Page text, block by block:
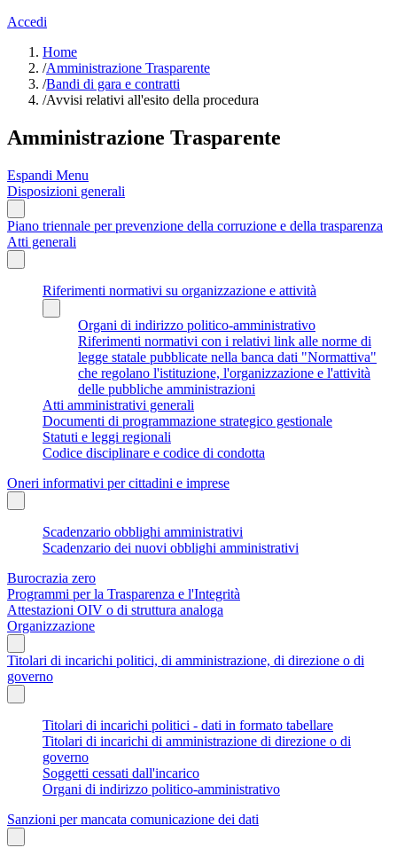
Accedi
Home
/Amministrazione Trasparente
/Bandi di gara e contratti
/Avvisi relativi all'esito della procedura
Amministrazione Trasparente
Espandi Menu
Disposizioni generali
Piano triennale per prevenzione della corruzione e della trasparenza
Atti generali
Riferimenti normativi su organizzazione e attività
Organi di indirizzo politico-amministrativo
Riferimenti normativi con i relativi link alle norme di
legge statale pubblicate nella banca dati "Normattiva"
che regolano l'istituzione, l'organizzazione e l'attività
delle pubbliche amministrazioni
Atti amministrativi generali
Documenti di programmazione strategico gestionale
Statuti e leggi regionali
Codice disciplinare e codice di condotta
Oneri informativi per cittadini e imprese
Scadenzario obblighi amministrativi
Scadenzario dei nuovi obblighi amministrativi
Burocrazia zero
Programmi per la Trasparenza e l'Integrità
Attestazioni OIV o di struttura analoga
Organizzazione
Titolari di incarichi politici, di amministrazione, di direzione o di
governo
Titolari di incarichi politici - dati in formato tabellare
Titolari di incarichi di amministrazione di direzione o di
governo
Soggetti cessati dall'incarico
Organi di indirizzo politico-amministrativo
Sanzioni per mancata comunicazione dei dati